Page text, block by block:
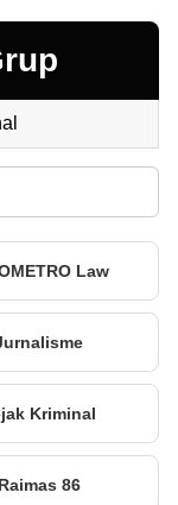
Law
Kriminal
Raimas 86